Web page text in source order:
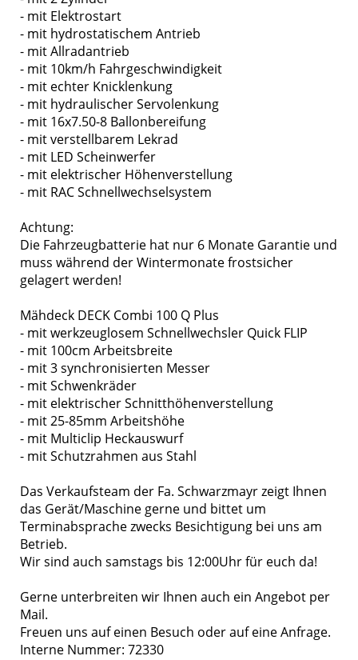
- mit Elektrostart
- mit hydrostatischem Antrieb
- mit Allradantrieb
- mit 10km/h Fahrgeschwindigkeit
- mit echter Knicklenkung
- mit hydraulischer Servolenkung
- mit 16x7.50-8 Ballonbereifung
- mit verstellbarem Lekrad
- mit LED Scheinwerfer
- mit elektrischer Höhenverstellung
- mit RAC Schnellwechselsystem
Achtung:
Die Fahrzeugbatterie hat nur 6 Monate Garantie und
muss während der Wintermonate frostsicher
gelagert werden!
Mähdeck DECK Combi 100 Q Plus
- mit werkzeuglosem Schnellwechsler Quick FLIP
- mit 100cm Arbeitsbreite
- mit 3 synchronisierten Messer
- mit Schwenkräder
- mit elektrischer Schnitthöhenverstellung
- mit 25-85mm Arbeitshöhe
- mit Multiclip Heckauswurf
- mit Schutzrahmen aus Stahl
Das Verkaufsteam der Fa. Schwarzmayr zeigt Ihnen
das Gerät/Maschine gerne und bittet um
Terminabsprache zwecks Besichtigung bei uns am
Betrieb.
Wir sind auch samstags bis 12:00Uhr für euch da!
Gerne unterbreiten wir Ihnen auch ein Angebot per
Mail.
Freuen uns auf einen Besuch oder auf eine Anfrage.
Interne Nummer: 72330